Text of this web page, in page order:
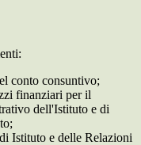
conto consuntivo;
finanziari per il
dell'Istituto e di
Istituto e delle Relazioni